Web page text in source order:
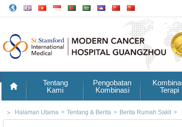
Tentang
Kami
Pengobatan
Kombinasi
Terapi
Halaman Utama > Tentang & Berita > Berita Rumah Sakit >